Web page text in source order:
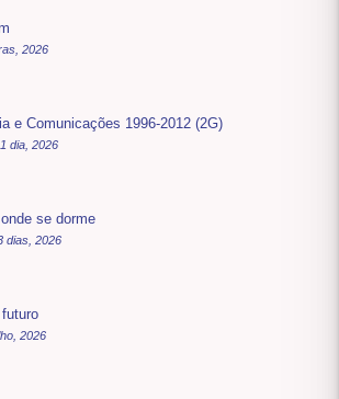
2026
e Comunicações 1996-2012 (2G)
dia, 2026
se dorme
dias, 2026
2026